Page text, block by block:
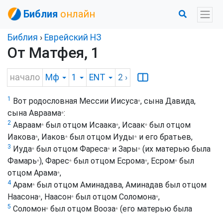
Библия онлайн
Библия › Еврейский НЗ
От Матфея, 1
начало Мф 1 ENT 2 ›
1 Вот родословная Мессии Иисуса*, сына Давида,
сына Авраама*:
2 Авраам* был отцом Исаака*, Исаак* был отцом
Иакова*, Иаков* был отцом Иуды* и его братьев,
3 Иуда* был отцом Фареса* и Зары* (их матерью была
Фамарь*), Фарес* был отцом Есрома*, Есром* был
отцом Арама*,
4 Арам* был отцом Аминадава, Аминадав был отцом
Наасона*, Наасон* был отцом Соломона*,
5 Соломон* был отцом Вооза* (его матерью была